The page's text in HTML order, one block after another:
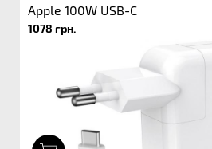
Apple 100W USB-C
1078 грн.